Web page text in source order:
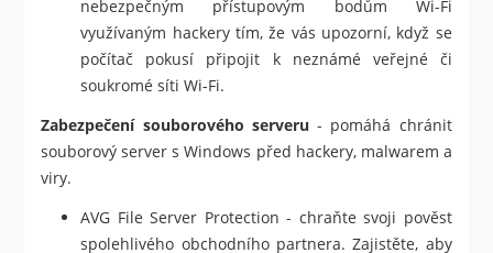
nebezpečným přístupovým bodům Wi-Fi
využívaným hackery tím, že vás upozorní, když se
počítač pokusí připojit k neznámé veřejné či
soukromé síti Wi-Fi.
Zabezpečení souborového serveru - pomáhá chránit
souborový server s Windows před hackery, malwarem a
viry.
AVG File Server Protection - chraňte svoji pověst
spolehlivého obchodního partnera. Zajistěte, aby